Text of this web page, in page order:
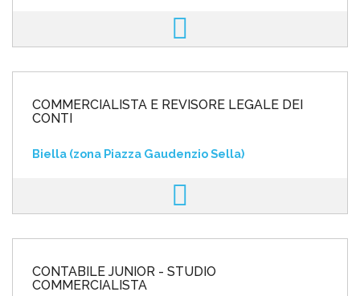
COMMERCIALISTA E REVISORE LEGALE DEI
CONTI
Biella (zona Piazza Gaudenzio Sella)
CONTABILE JUNIOR - STUDIO
COMMERCIALISTA